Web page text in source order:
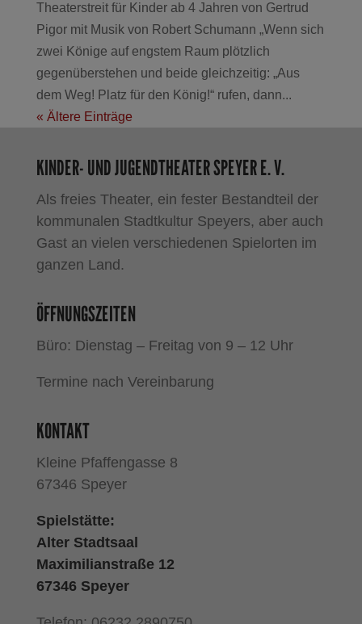
Theaterstreit für Kinder ab 4 Jahren von Gertrud
Pigor mit Musik von Robert Schumann „Wenn sich
zwei Könige auf engstem Raum plötzlich
gegenüberstehen und beide gleichzeitig: „Aus
dem Weg! Platz für den König!“ rufen, dann...
« Ältere Einträge
KINDER- UND JUGENDTHEATER SPEYER E. V.
Als freies Theater, ein fester Bestandteil der
kommunalen Stadtkultur Speyers, aber auch
Gast an vielen verschiedenen Spielorten im
ganzen Land.
ÖFFNUNGSZEITEN
Büro: Dienstag – Freitag von 9 – 12 Uhr
Termine nach Vereinbarung
KONTAKT
Kleine Pfaffengasse 8
67346 Speyer
Spielstätte:
Alter Stadtsaal
Maximilianstraße 12
67346 Speyer